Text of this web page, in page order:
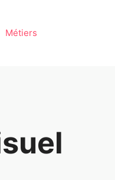
Métiers